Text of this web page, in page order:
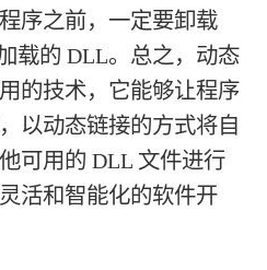
序之前，一定要卸载
载的 DLL。总之，动态
的技术，它能够让程序
以动态链接的方式将自
可用的 DLL 文件进行
活和智能化的软件开